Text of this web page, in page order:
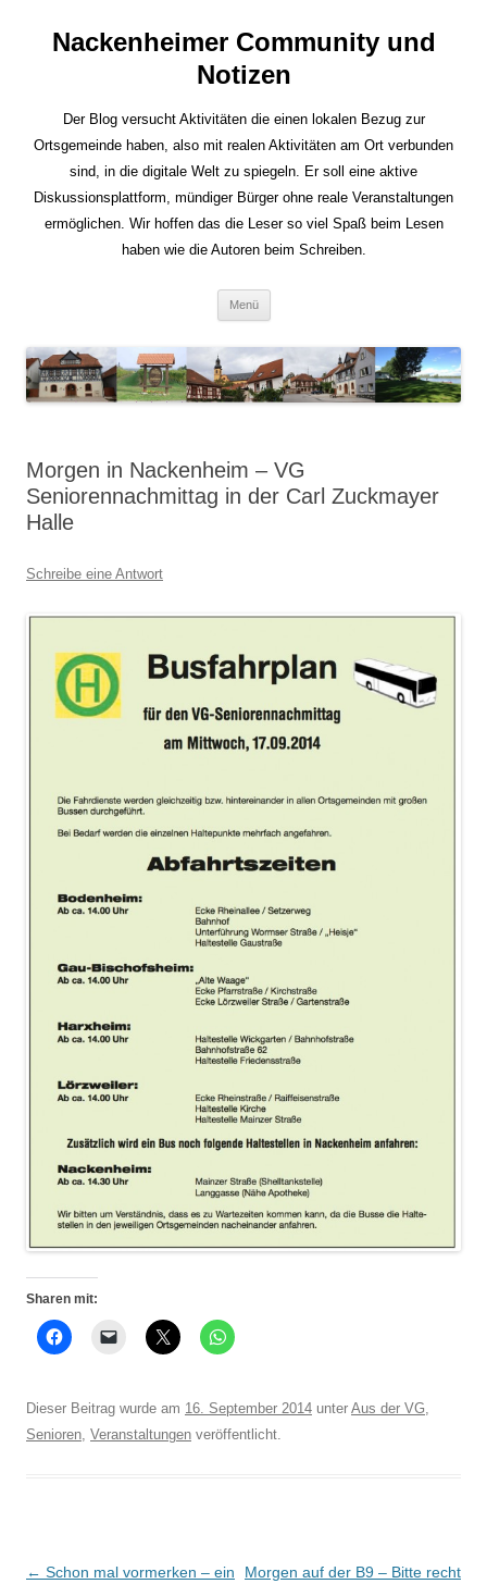
Nackenheimer Community und
Notizen
Der Blog versucht Aktivitäten die einen lokalen Bezug zur
Ortsgemeinde haben, also mit realen Aktivitäten am Ort verbunden
sind, in die digitale Welt zu spiegeln. Er soll eine aktive
Diskussionsplattform, mündiger Bürger ohne reale Veranstaltungen
ermöglichen. Wir hoffen das die Leser so viel Spaß beim Lesen
haben wie die Autoren beim Schreiben.
Menü
Morgen in Nackenheim – VG
Seniorennachmittag in der Carl Zuckmayer
Halle
Schreibe eine Antwort
Sharen mit:
Dieser Beitrag wurde am 16. September 2014 unter Aus der VG
Senioren Veranstaltungen veröffentlicht.
Beitrags-
← Schon mal vormerken – ein
Morgen auf der B9 – Bitte recht